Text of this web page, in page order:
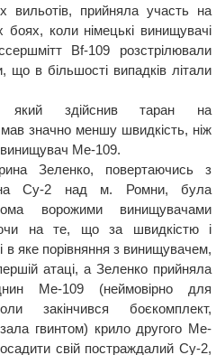
вильотів, прийняла участь на
коли німецькі винищувачі
Bf-109 розстрілювали
що в більшості випадків літали
який здійснив таран на
значно меншу швидкість, ніж
Me-109.
Зеленко, повертаючись з
на Су-2 над м. Ромни, була
ворожими винищувачами
на те, що за швидкістю і
яке порівняння з винищувачем,
атаці, а Зеленко прийняла
Me-109 (неймовірно для
закінчився боєкомплект,
гвинтом) крило другого Me-
свій постраждалий Су-2,